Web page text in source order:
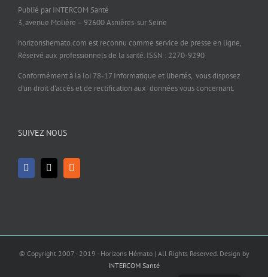
Publié par INTERCOM Santé
3, avenue Molière – 92600 Asnières-sur Seine
horizonshemato.com est reconnu comme service de presse en ligne,
Réservé aux professionnels de la santé. ISSN : 2270-9290
Conformément à la loi 78-17 Informatique et libertés, vous disposez
d’un droit d’accès et de rectification aux données vous concernant.
SUIVEZ NOUS
© Copyright 2007 - 2019 - Horizons Hémato | All Rights Reserved. Design by
INTERCOM Santé